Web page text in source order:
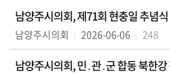
남양주시의회, 제71회 현충일 추념
남양주시의회 2026-06-06 248
남양주시의회, 민․관․군 합동 북한